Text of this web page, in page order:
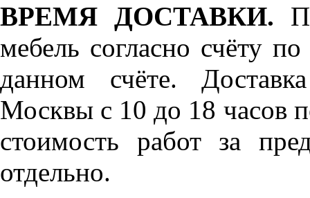
ВРЕМЯ ДОСТАВКИ.
мебель согласно счёту
данном счёте.
Москвы с 10 до 18 часов
стоимость работ за
отдельно.